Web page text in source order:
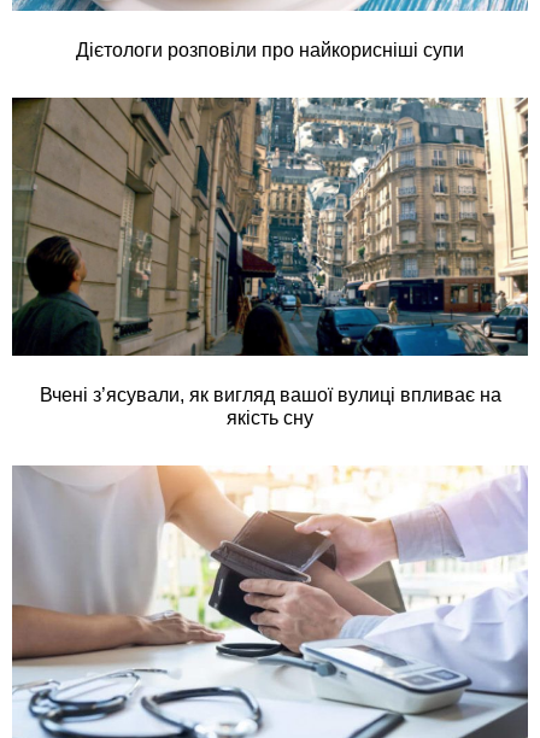
Дієтологи розповіли про найкорисніші супи
Вчені з’ясували, як вигляд вашої вулиці впливає на
якість сну